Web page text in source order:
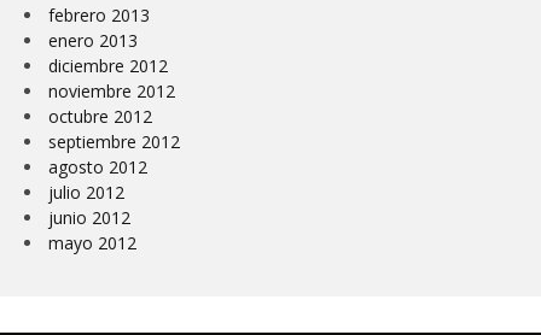
febrero 2013
enero 2013
diciembre 2012
noviembre 2012
octubre 2012
septiembre 2012
agosto 2012
julio 2012
junio 2012
mayo 2012